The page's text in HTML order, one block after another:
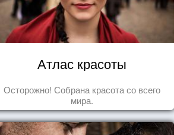
Атлас красоты
Осторожно! Собрана красота со всего
мира.